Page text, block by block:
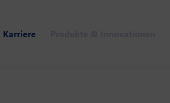
Karriere